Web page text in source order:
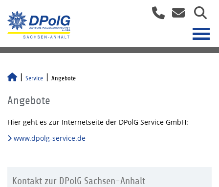
Service Angebote
Angebote
Hier geht es zur Internetseite der DPolG Service GmbH:
www.dpolg-service.de
Kontakt zur DPolG Sachsen-Anhalt